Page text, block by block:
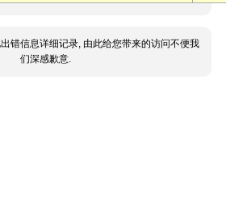
错信息详细记录, 由此给您带来的访问不便我
们深感歉意.